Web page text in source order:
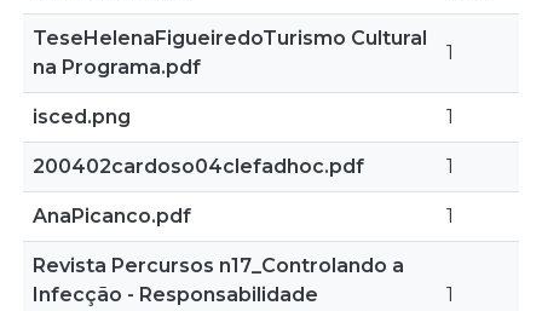
TeseHelenaFigueiredoTurismo Cultural
na Programa.pdf
1
isced.png 1
200402cardoso04clefadhoc.pdf 1
AnaPicanco.pdf 1
Revista Percursos n17_Controlando a
Infecção - Responsabilidade
1